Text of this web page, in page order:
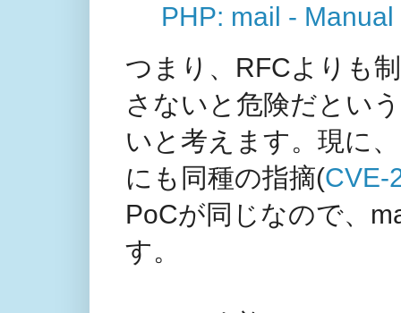
PHP: mail -
つまり、RFCよりも
さないと危険だとい
いと考えます。現に
にも同種の指摘(CVE-
PoCが同じなので、
す。